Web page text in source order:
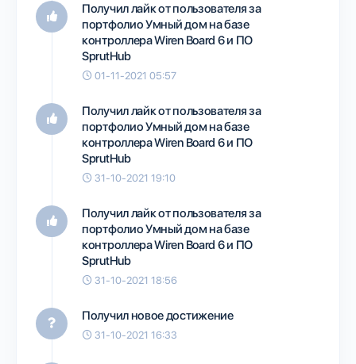
Получил лайк от пользователяза
портфолиоУмный дом на базе
контроллера Wiren Board 6 и ПО
SprutHub
01-11-2021 05:57
Получил лайк от пользователяза
портфолиоУмный дом на базе
контроллера Wiren Board 6 и ПО
SprutHub
31-10-2021 19:10
Получил лайк от пользователяза
портфолиоУмный дом на базе
контроллера Wiren Board 6 и ПО
SprutHub
31-10-2021 18:56
Получил новое достижение
31-10-2021 16:33